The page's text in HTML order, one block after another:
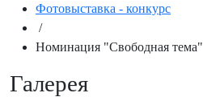
Фотовыставка - конкурс
/
Номинация "Свободная тема"
Галерея